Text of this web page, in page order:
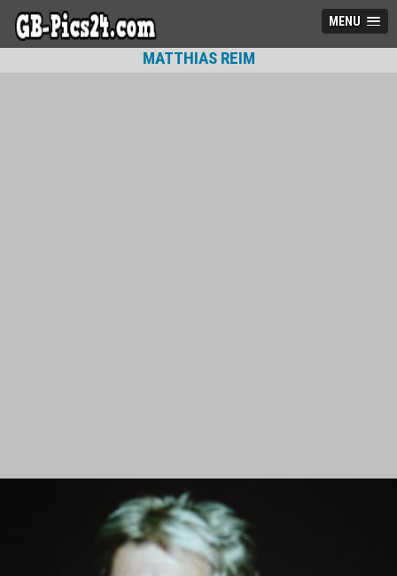
MENU
MATTHIAS REIM